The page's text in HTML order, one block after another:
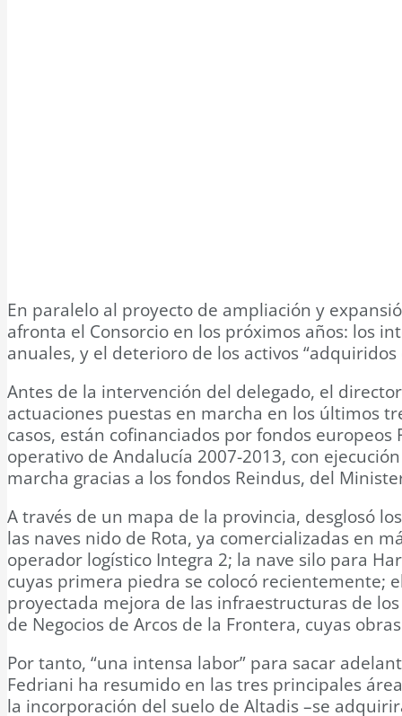
En paralelo al proyecto de ampliación y
afronta el Consorcio en los próximos años: los
anuales, y el deterioro de los activos
Antes de la intervención del delegado, el
actuaciones puestas en marcha en los últimos
casos, están cofinanciados por fondos
operativo de Andalucía 2007-2013, con
marcha gracias a los fondos Reindus, del
A través de un mapa de la provincia, desglosó
las naves nido de Rota, ya comercializadas en
operador logístico Integra 2; la nave silo para
cuyas primera piedra se colocó recientemente;
proyectada mejora de las infraestructuras de
de Negocios de Arcos de la Frontera, cuyas
Por tanto, “una intensa labor” para sacar
Fedriani ha resumido en las tres principales
la incorporación del suelo de Altadis –se